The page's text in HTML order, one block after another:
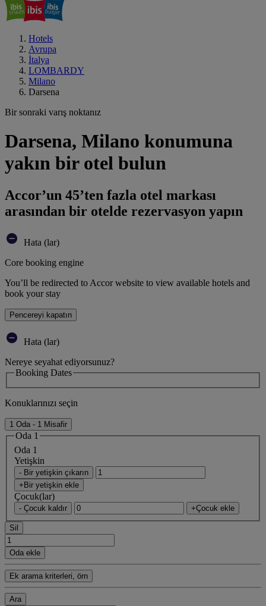
Hotels
Avrupa
İtalya
LOMBARDY
Milano
Darsena
Bir sonraki varış noktanız
Darsena, Milano konumuna
yakın bir otel bulun
Accor’un 45’ten fazla otel markası
arasından bir otelde rezervasyon yapın
Hata (lar)
Core booking engine
You’ll be redirected to Accor website to view available hotels and
book your stay
Pencereyi kapatın
Hata (lar)
Nereye seyahat ediyorsunuz?
Booking Dates
Konuklarınızı seçin
1 Oda - 1 Misafir
Oda 1
Oda 1
Yetişkin
- Bir yetişkin çıkarın
+Bir yetişkin ekle
Çocuk(lar)
- Çocuk kaldır +Çocuk ekle
Sil
Oda ekle
Ek arama kriterleri, örn
Ara